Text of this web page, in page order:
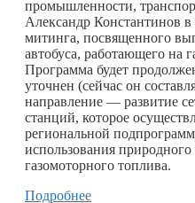
промышленности,
Александр Константинов в
митинга, посвященного
автобуса, работающего на
Программа будет
уточнен (сейчас он
направление — развитие
станций, которое
региональной
использования природного
газомоторного топлива.
Подробнее